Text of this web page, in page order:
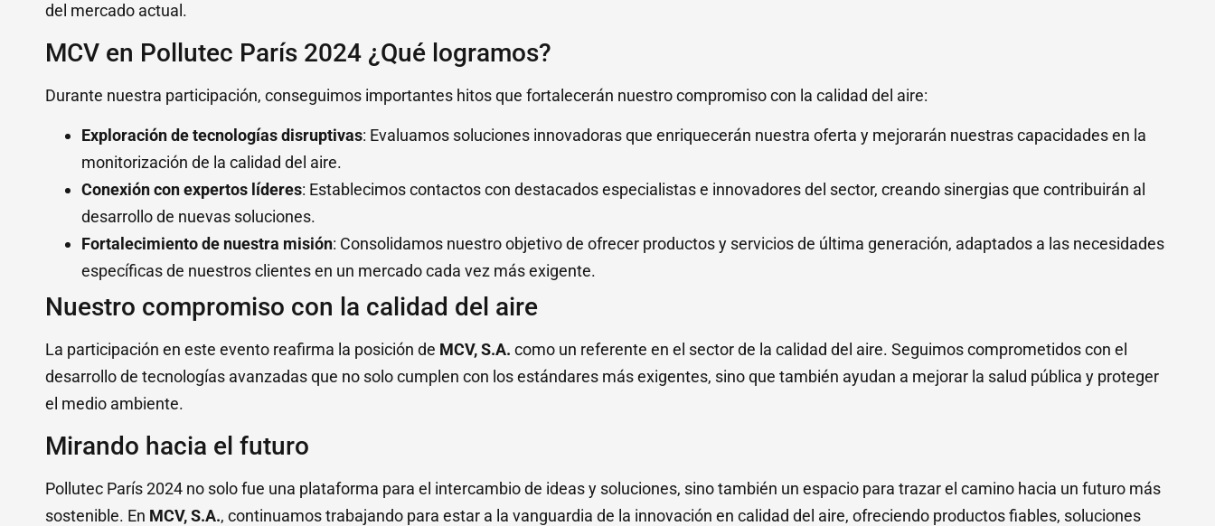
del mercado actual.
MCV en Pollutec París 2024 ¿Qué logramos?
Durante nuestra participación, conseguimos importantes hitos que fortalecerán nuestro compromiso con la calidad del aire:
Exploración de tecnologías disruptivas: Evaluamos soluciones innovadoras que enriquecerán nuestra oferta y mejorarán nuestras capacidades en la
monitorización de la calidad del aire.
Conexión con expertos líderes: Establecimos contactos con destacados especialistas e innovadores del sector, creando sinergias que contribuirán al
desarrollo de nuevas soluciones.
Fortalecimiento de nuestra misión: Consolidamos nuestro objetivo de ofrecer productos y servicios de última generación, adaptados a las necesidades
específicas de nuestros clientes en un mercado cada vez más exigente.
Nuestro compromiso con la calidad del aire
La participación en este evento reafirma la posición de MCV, S.A. como un referente en el sector de la calidad del aire. Seguimos comprometidos con el
desarrollo de tecnologías avanzadas que no solo cumplen con los estándares más exigentes, sino que también ayudan a mejorar la salud pública y proteger
el medio ambiente.
Mirando hacia el futuro
Pollutec París 2024 no solo fue una plataforma para el intercambio de ideas y soluciones, sino también un espacio para trazar el camino hacia un futuro más
sostenible. En MCV, S.A., continuamos trabajando para estar a la vanguardia de la innovación en calidad del aire, ofreciendo productos fiables, soluciones